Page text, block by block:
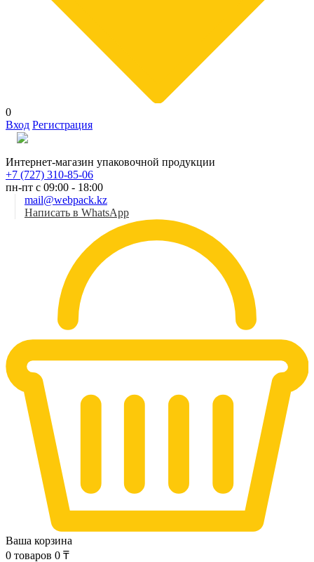
0
Вход Регистрация
Интернет-магазин упаковочной продукции
+7 (727) 310-85-06
пн-пт с 09:00 - 18:00
mail@webpack.kz
Написать в WhatsApp
Ваша корзина
0 товаров 0 ₸